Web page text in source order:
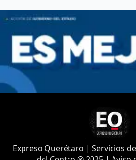
Expreso Querétaro | Servicios